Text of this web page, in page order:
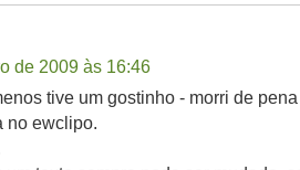
de 2009 às 16:46
tive um gostinho - morri de
no ewclipo.